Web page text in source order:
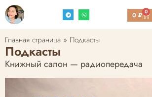
0₽ 0
Главная страница » Подкасты
Подкасты
Книжный салон — радиопередача